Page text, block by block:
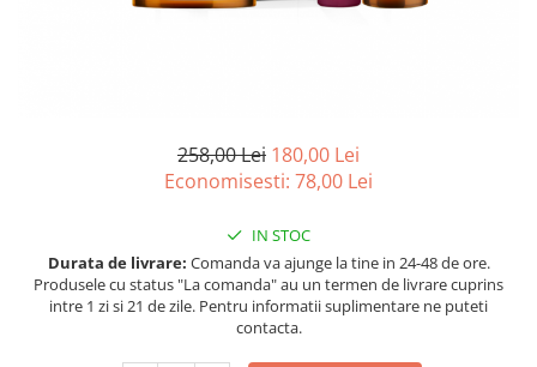
258,00 Lei 180,00 Lei
Economisesti: 78,00 Lei
IN STOC
Durata de livrare: Comanda va ajunge la tine in 24-48 de ore.
Produsele cu status "La comanda" au un termen de livrare cuprins
intre 1 zi si 21 de zile. Pentru informatii suplimentare ne puteti
contacta.